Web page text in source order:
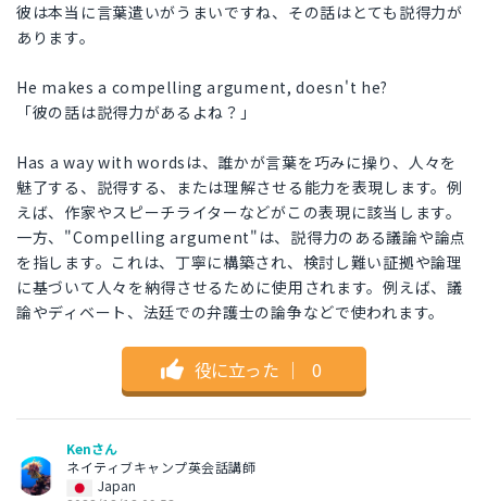
彼は本当に言葉遣いがうまいですね、その話はとても説得力が
あります。
He makes a compelling argument, doesn't he?
「彼の話は説得力があるよね？」
Has a way with wordsは、誰かが言葉を巧みに操り、人々を
魅了する、説得する、または理解させる能力を表現します。例
えば、作家やスピーチライターなどがこの表現に該当します。
一方、"Compelling argument"は、説得力のある議論や論点
を指します。これは、丁寧に構築され、検討し難い証拠や論理
に基づいて人々を納得させるために使用されます。例えば、議
論やディベート、法廷での弁護士の論争などで使われます。
役に立った ｜ 0
Kenさん
ネイティブキャンプ英会話講師
Japan